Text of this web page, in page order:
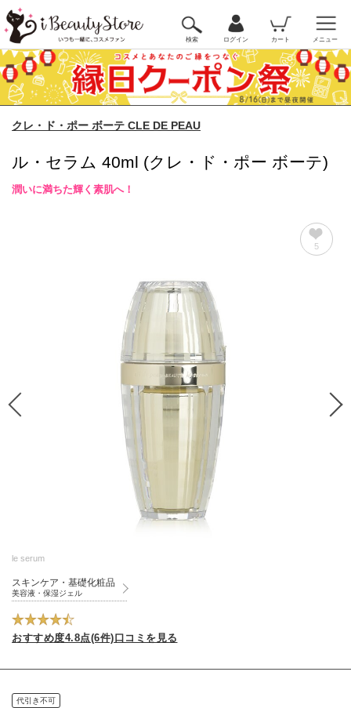
検索 ログイン カート メニュー
クレ・ド・ポー ボーテ CLE DE PEAU
ル・セラム 40ml (クレ・ド・ポー ボーテ)
潤いに満ちた輝く素肌へ！
5
le serum
スキンケア・基礎化粧品
美容液・保湿ジェル
おすすめ度4.8点(6件)口コミを見る
代引き不可